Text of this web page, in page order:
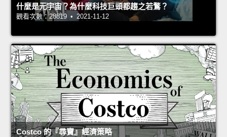
什麼是元宇宙？為什麼科技巨頭都趨之若鶩？
觀看次數：28819 • 2021-11-12
Costco 的『尋寶』經濟策略